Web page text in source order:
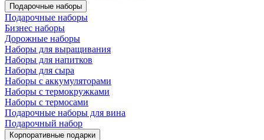
Подарочные наборы
Подарочные наборы
Бизнес наборы
Дорожные наборы
Наборы для выращивания
Наборы для напитков
Наборы для сыра
Наборы с аккумуляторами
Наборы с термокружками
Наборы с термосами
Подарочные наборы для вина
Подарочный набор
Корпоративные подарки